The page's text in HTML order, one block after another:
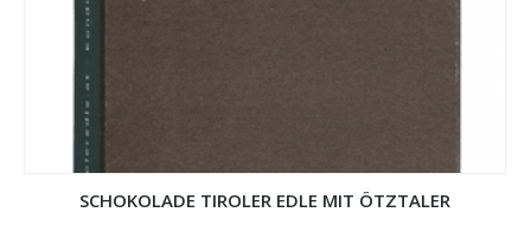
SCHOKOLADE TIROLER EDLE MIT ÖTZTALER